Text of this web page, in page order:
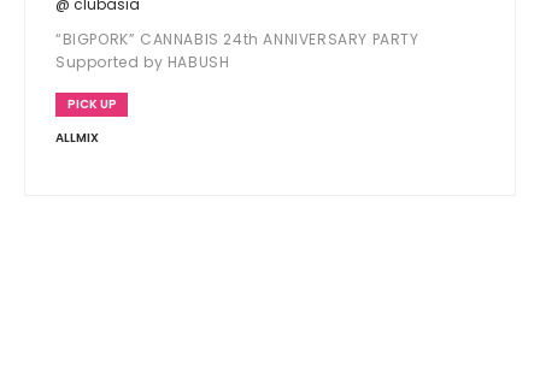
@ clubasia
“BIGPORK” CANNABIS 24th ANNIVERSARY PARTY
Supported by HABUSH
PICK UP
ALLMIX